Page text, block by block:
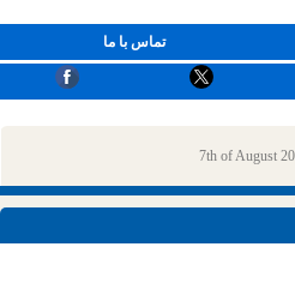
تماس با ما
7th of August